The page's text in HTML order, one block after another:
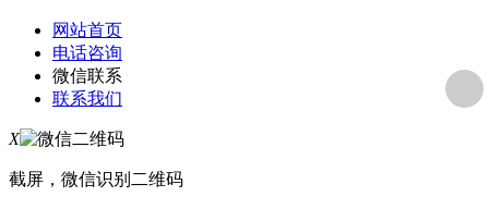
网站首页
电话咨询
微信联系
联系我们
X
截屏，微信识别二维码